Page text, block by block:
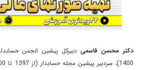
دکتر محسن قاسمی